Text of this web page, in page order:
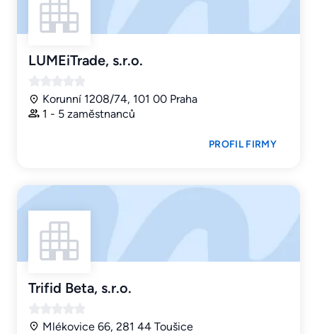
LUMEiTrade, s.r.o.
Korunní 1208/74, 101 00 Praha
1 - 5 zaměstnanců
PROFIL FIRMY
Trifid Beta, s.r.o.
Mlékovice 66, 281 44 Toušice